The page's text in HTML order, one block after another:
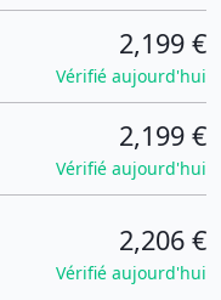
2,199 €
Vérifié aujourd'hui
2,199 €
Vérifié aujourd'hui
2,206 €
Vérifié aujourd'hui